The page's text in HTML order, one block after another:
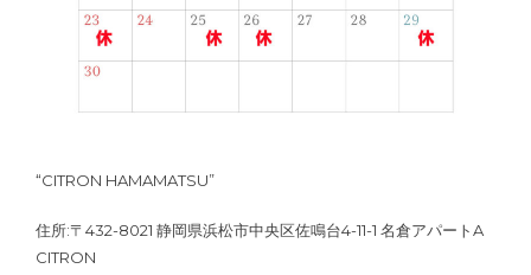
“CITRON HAMAMATSU”
住所:〒432-8021 静岡県浜松市中央区佐鳴台4-11-1 名倉アパートA
CITRON